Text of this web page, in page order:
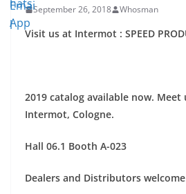
September 26, 2018 Whosman
Visit us at Intermot : SPEED
2019 catalog available now.
Intermot, Cologne.
Hall 06.1 Booth A-023
Dealers and Distributors